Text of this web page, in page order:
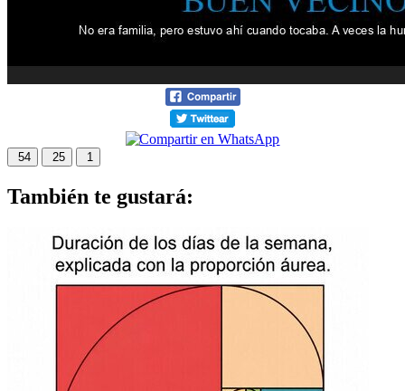
54 25 1
También te gustará: